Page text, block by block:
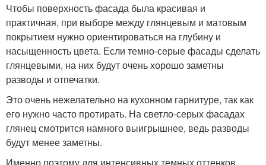
Чтобы поверхность фасада была красивая и
практичная, при выборе между глянцевым и матовым
покрытием нужно ориентироваться на глубину и
насыщенность цвета. Если темно-серые фасады сделать
глянцевыми, на них будут очень хорошо заметны
разводы и отпечатки.
Это очень нежелательно на кухонном гарнитуре, так как
его нужно часто протирать. На светло-серых фасадах
глянец смотрится намного выигрышнее, ведь разводы
будут менее заметны.
Именно поэтому для интенсивных темных оттенков